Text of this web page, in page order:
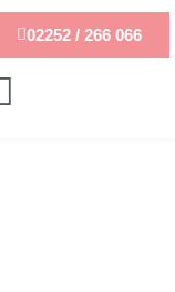
02252 / 266 066